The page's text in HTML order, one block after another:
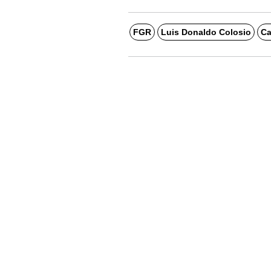
FGR Luis Donaldo Colosio